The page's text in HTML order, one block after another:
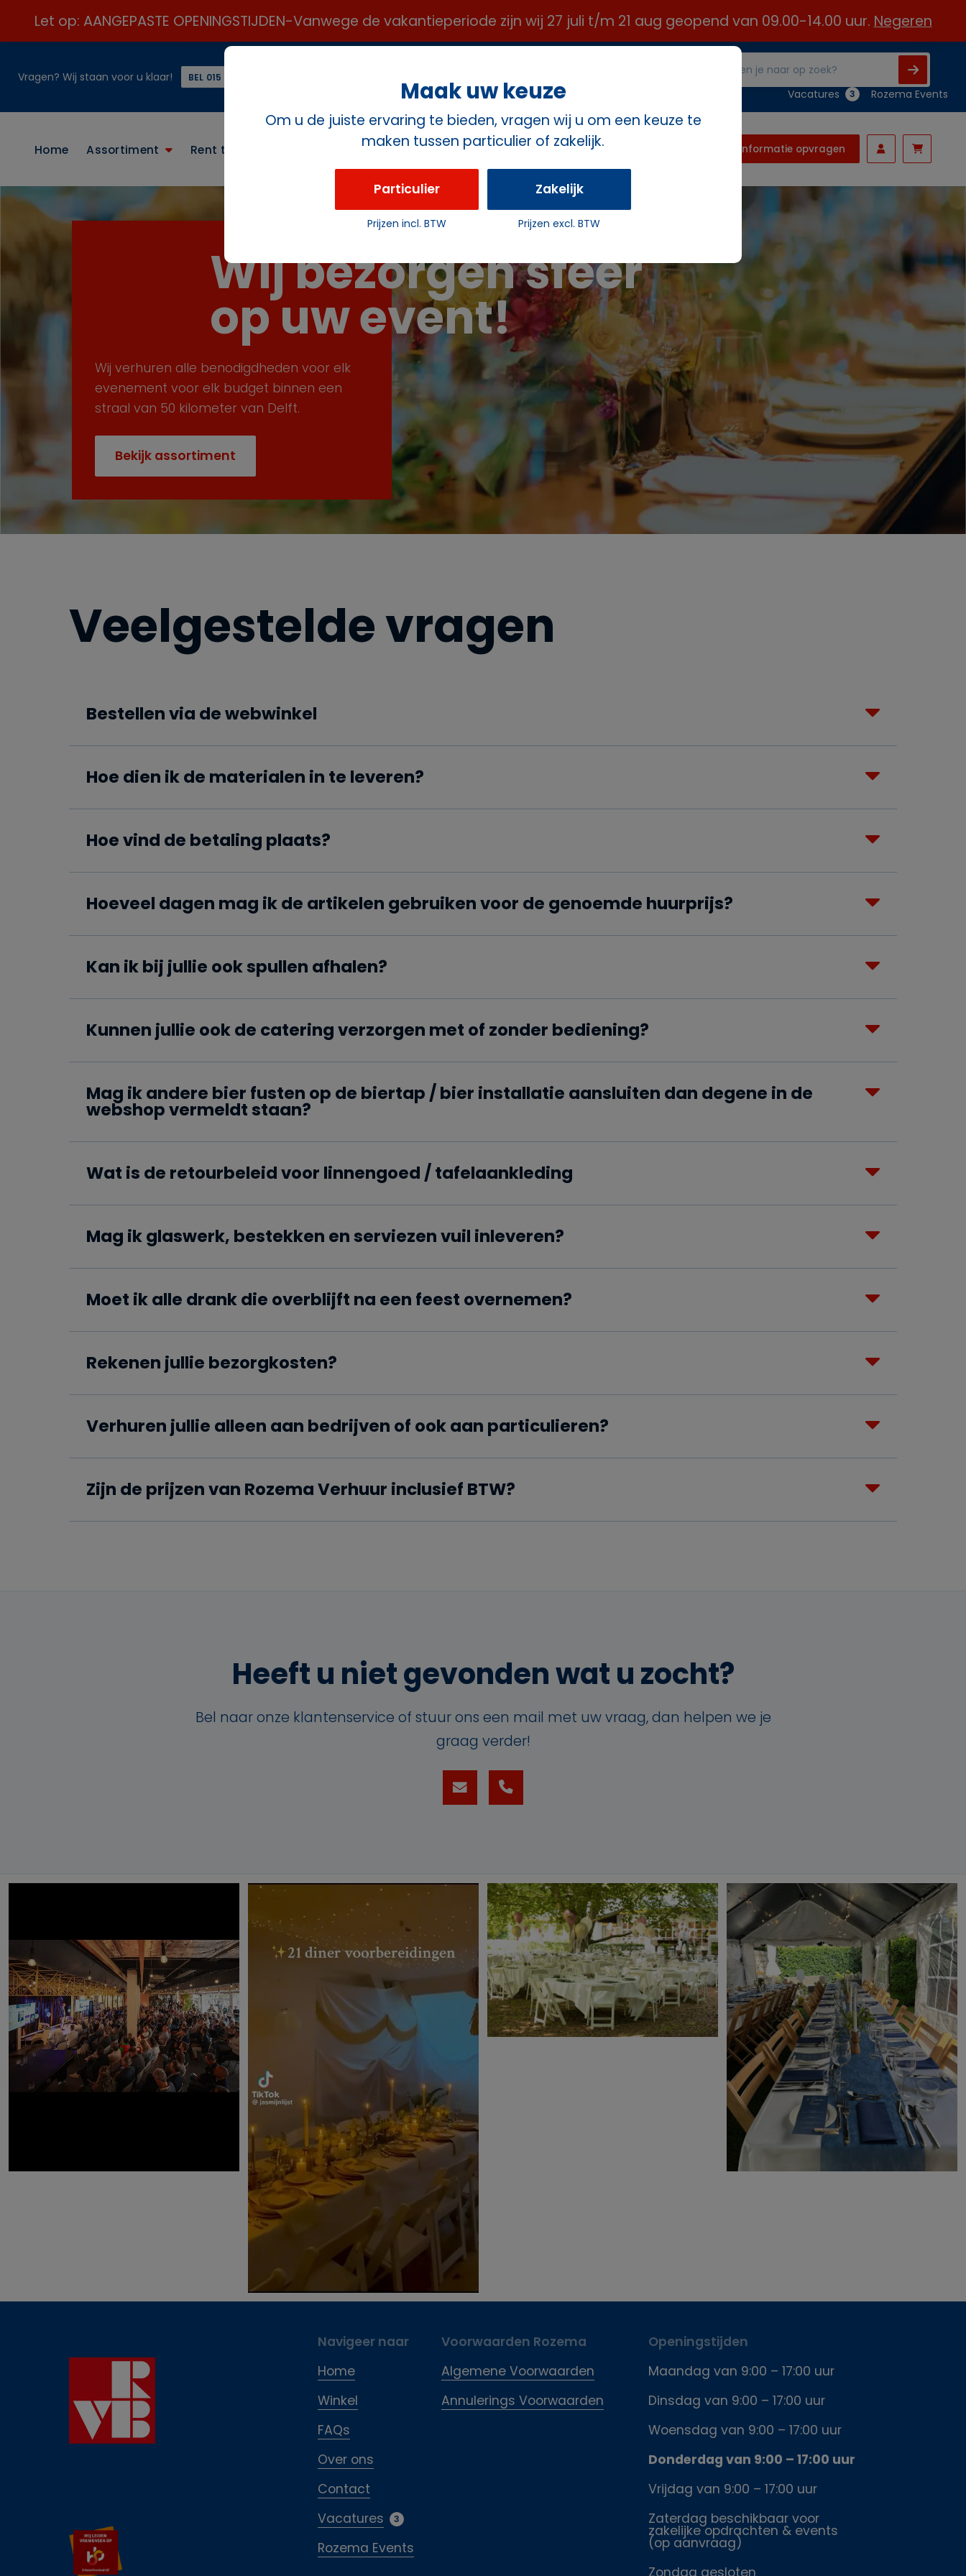
Let op: AANGEPASTE OPENINGSTIJDEN-Vanwege de vakantieperiode zijn wij 27 juli t/m 21 aug geopend van 09.00-14.00 uur. Negeren
Vragen? Wij staan voor u klaar! BEL 015 21 24 313 ☎️
Vacatures 3 Rozema Events
Home Assortiment Rent the look Informatie opvragen
Wij bezorgen sfeer
op uw event!
Wij verhuren alle benodigdheden voor elk
evenement voor elk budget binnen een
straal van 50 kilometer van Delft.
Bekijk assortiment
Veelgestelde vragen
Bestellen via de webwinkel
Hoe dien ik de materialen in te leveren?
Hoe vind de betaling plaats?
Hoeveel dagen mag ik de artikelen gebruiken voor de genoemde huurprijs?
Kan ik bij jullie ook spullen afhalen?
Kunnen jullie ook de catering verzorgen met of zonder bediening?
Mag ik andere bier fusten op de biertap / bier installatie aansluiten dan degene in de
webshop vermeldt staan?
Wat is de retourbeleid voor linnengoed / tafelaankleding
Mag ik glaswerk, bestekken en serviezen vuil inleveren?
Moet ik alle drank die overblijft na een feest overnemen?
Rekenen jullie bezorgkosten?
Verhuren jullie alleen aan bedrijven of ook aan particulieren?
Zijn de prijzen van Rozema Verhuur inclusief BTW?
Heeft u niet gevonden wat u zocht?
Bel naar onze klantenservice of stuur ons een mail met uw vraag, dan helpen we je
graag verder!
Navigeer naar
Home
Winkel
FAQs
Over ons
Contact
Vacatures
3
Rozema Events
Voorwaarden Rozema
Algemene Voorwaarden
Annulerings Voorwaarden
Openingstijden
Maandag van 9:00 – 17:00 uur
Dinsdag van 9:00 – 17:00 uur
Woensdag van 9:00 – 17:00 uur
Donderdag van 9:00 – 17:00 uur
Vrijdag van 9:00 – 17:00 uur
Zaterdag beschikbaar voor
zakelijke opdrachten & events
(op aanvraag)
Maak uw keuze
Om u de juiste ervaring te bieden, vragen wij u om een keuze te
maken tussen particulier of zakelijk.
Particulier
Prijzen incl. BTW
Zakelijk
Prijzen excl. BTW